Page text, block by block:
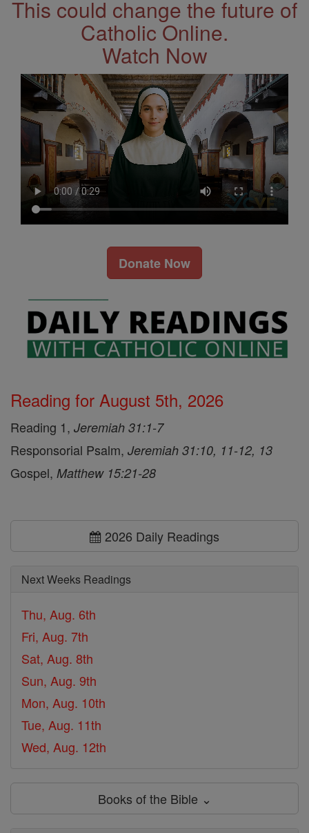
This could change the future of
Catholic Online.
Watch Now
Donate Now
Reading for August 5th, 2026
Reading 1, Jeremiah 31:1-7
Responsorial Psalm, Jeremiah 31:10, 11-12, 13
Gospel, Matthew 15:21-28
2026 Daily Readings
Next Weeks Readings
Thu, Aug. 6th
Fri, Aug. 7th
Sat, Aug. 8th
Sun, Aug. 9th
Mon, Aug. 10th
Tue, Aug. 11th
Wed, Aug. 12th
Books of the Bible ⌄